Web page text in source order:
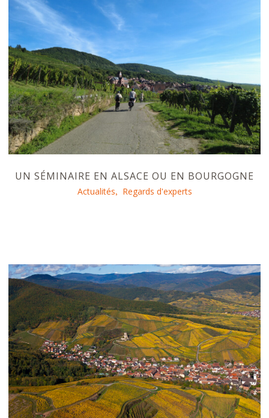
UN SÉMINAIRE EN ALSACE OU EN BOURGOGNE
Actualités, Regards d'experts